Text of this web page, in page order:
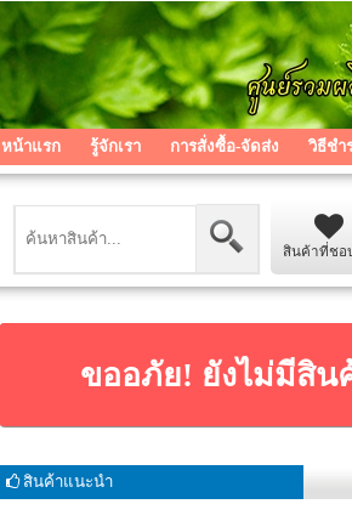
หน้าแรก รู้จักเรา การสั่งซื้อ-จัดส่ง วิธีชำ
สินค้าที่ชอ
ขออภัย! ยังไม่มีสิน
สินค้าแนะนำ